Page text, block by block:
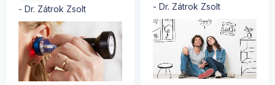
Dr. Zátrok Zsolt Dr. Zátrok Zsolt